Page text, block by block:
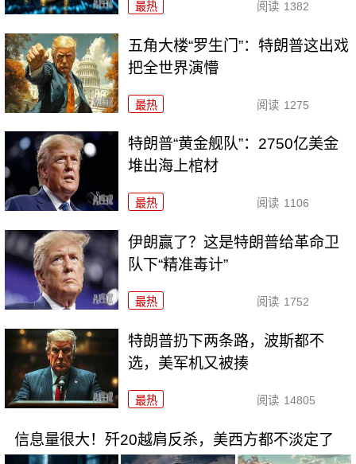
最热 阅读 1382
五角大楼“罗生门”：特朗普这出戏
把全世界演懵
最热 阅读 1275
特朗普“黄金舰队”：2750亿美金
堆出海上棺材
最热 阅读 1106
伊朗赢了？这是特朗普给革命卫
队下“精准毒计”
最热 阅读 1752
特朗普扔下两条路，波斯都不
选，美军机又被揍
最热 阅读 14805
信息量很大！歼20越肩反杀，美西方都不淡定了